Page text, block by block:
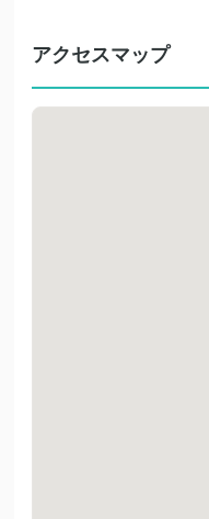
アクセスマップ